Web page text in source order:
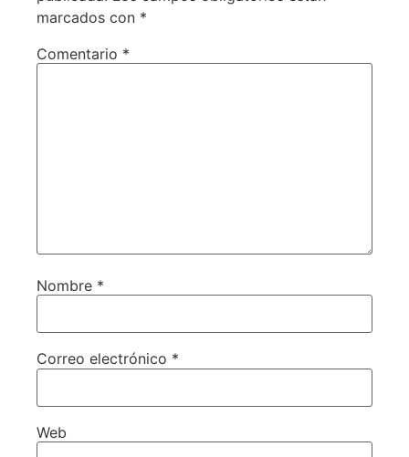
marcados con *
Comentario *
Nombre *
Correo electrónico *
Web